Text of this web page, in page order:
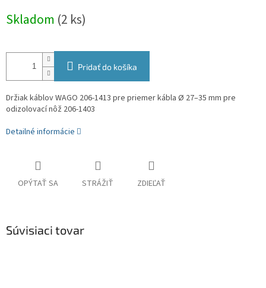
cena:
Skladom (2 ks)
Pridať do košíka
Držiak káblov WAGO 206-1413 pre priemer kábla Ø 27–35 mm pre
odizolovací nôž 206-1403
Detailné informácie
OPÝTAŤ SA STRÁŽIŤ ZDIEĽAŤ
Súvisiaci tovar